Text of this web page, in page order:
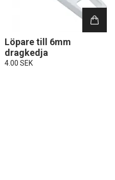
Löpare till 6mm
dragkedja
4.00 SEK